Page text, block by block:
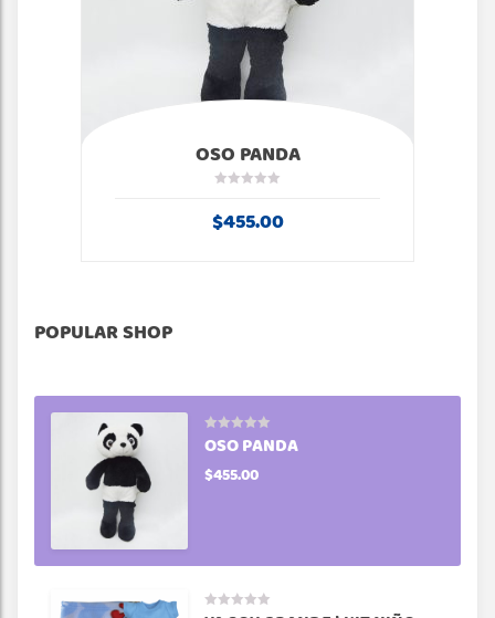
OSO PANDA
$455.00
MOÑITO
POPULAR SHOP
OSO PANDA
$455.00